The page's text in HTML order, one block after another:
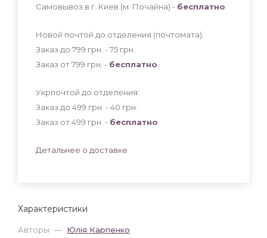
Характеристики
Авторы — Юлія Карпенко
Самовывоз в г. Киев (м. Почайна) - бесплатно
Новой почтой до отделения (почтомата):
Заказ до 799 грн. - 75 грн
Заказ от 799 грн. - бесплатно
Укрпочтой до отделения:
Заказ до 499 грн. - 40 грн
Заказ от 499 грн. - бесплатно
Детальнее о доставке